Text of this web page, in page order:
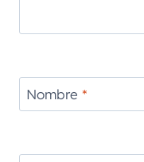
Nombre *